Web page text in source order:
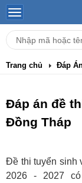
Trang chủ Đáp
Đáp án đề
Đồng Tháp
Đề thi tuyển sinh
2026 - 2027